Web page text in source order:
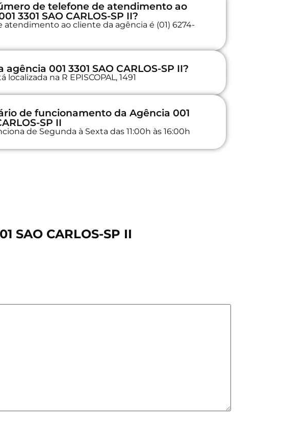
de telefone de atendimento ao
3301 SAO CARLOS-SP II?
atendimento ao cliente da agência é (01) 6274-
001 3301 SAO CARLOS-SP II?
localizada na R EPISCOPAL, 1491
de funcionamento da Agência 001
SP II
de Segunda à Sexta das 11:00h às 16:00h
SAO CARLOS-SP II